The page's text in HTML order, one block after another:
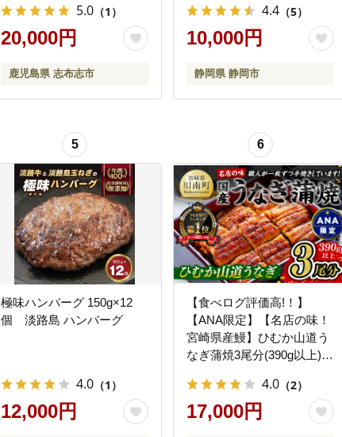
産 かばやき 冷凍 うな重 ひ
つまぶし タレ 山椒 ランキ
ング 人気 b0-219-yy
5.0 （1）
20,000円
鹿児島県 志布志市
4.4 （5）
10,000円
静岡県 静岡市
5
極味ハンバーグ 150g×12
個 淡路島 ハンバーグ
4.0 （1）
12,000円
6
【食べログ評価高!！】
【ANA限定】【名店の味！
宮崎県産鰻】ひむか山道う
なぎ蒲焼3尾分(390g以上)
[B08411]
4.0 （2）
17,000円